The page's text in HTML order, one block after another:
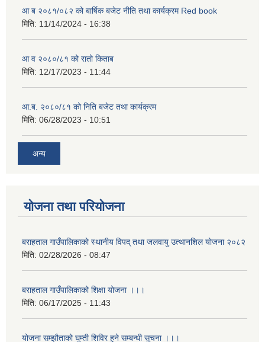
आ ब २०८१/०८२ को बार्षिक बजेट नीति तथा कार्यक्रम Red book
मिति: 11/14/2024 - 16:38
आ व २०८०/८१ को रातो किताब
मिति: 12/17/2023 - 11:44
आ.ब. २०८०/८१ को निति बजेट तथा कार्यक्रम
मिति: 06/28/2023 - 10:51
अन्य
योजना तथा परियोजना
बराहताल गाउँपालिकाकाे स्थानीय विपद् तथा जलवायु उत्थानशिल याेजना २०८२
मिति: 02/28/2026 - 08:47
बराहताल गाउँपालिकाको शिक्षा योजना ।।।
मिति: 06/17/2025 - 11:43
योजना सम्झौताको घुम्ती शिविर हुने सम्बन्धी सुचना ।।।